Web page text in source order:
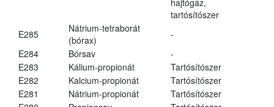
tartósítószer
E285
Nátrium-tetraborát
(bórax)
-
E284
Bórsav
-
E283
Kálium-propionát
Tartósítószer
E282
Kalcium-propionát
Tartósítószer
E281
Nátrium-propionát
Tartósítószer